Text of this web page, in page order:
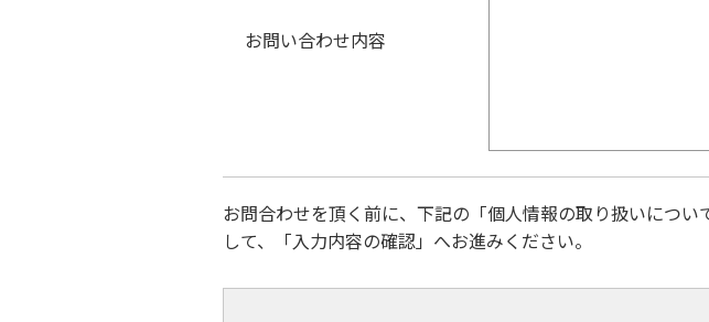
お問い合わせ内容
お問合わせを頂く前に、下記の「個人情報の取り扱いにつ
して、「入力内容の確認」へお進みください。